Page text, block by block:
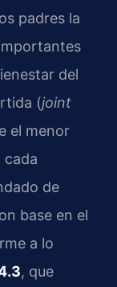
padres la
del
(joint
el menor
cada
de
base en el
a lo
, que